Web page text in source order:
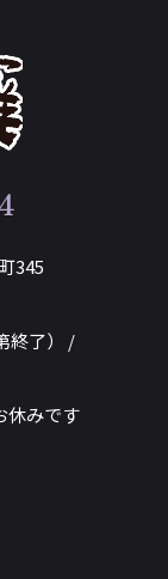
345
終了） /
みです